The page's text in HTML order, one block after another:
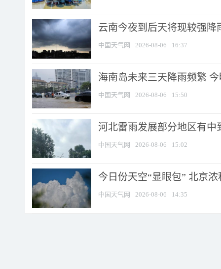
云南今夜到后天将现较强降
中国天气网 2026-08-06 16:37
海南岛未来三天降雨频繁
中国天气网 2026-08-06 15:50
河北雷雨发展部分地区有中
中国天气网 2026-08-06 15:02
今日份天空“显眼包” 北京
中国天气网 2026-08-06 14:35